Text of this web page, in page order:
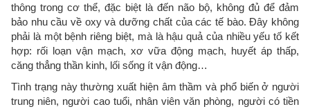
thông trong cơ thể, đặc biệt là đến não bộ, không đủ để đảm
bảo nhu cầu về oxy và dưỡng chất của các tế bào. Đây không
phải là một bệnh riêng biệt, mà là hậu quả của nhiều yếu tố kết
hợp: rối loạn vận mạch, xơ vữa động mạch, huyết áp thấp,
căng thẳng thần kinh, lối sống ít vận động…
Tình trạng này thường xuất hiện âm thầm và phổ biến ở người
trung niên, người cao tuổi, nhân viên văn phòng, người có tiền